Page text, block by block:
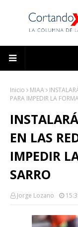
Inicio MIAA
PARA IMPEDIR LA
EN LAS
IMPEDIR
SARRO
Jorge Lozano